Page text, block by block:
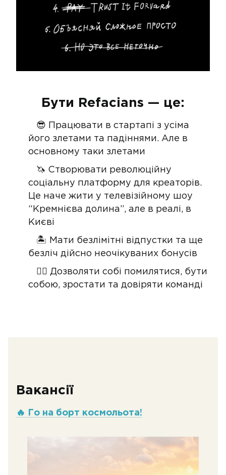
Бути Refacians — це:
😎 Працювати в стартапі з усіма
його злетами та падіннями. Але в
основному таки злетами
🦄 Створювати революційну
соціальну платформу для креаторів.
Це наче жити у телевізійному шоу
“Кремнієва долина”, але в реалі, в
Києві
🏝 Мати безлімітні відпустки та ще
безліч дійсно неочікуваних бонусів
🏴‍☠️ Дозволяти собі помилятися, бути
собою, зростати та довіряти команді
Вакансії
🔥 Го на борт космольота!